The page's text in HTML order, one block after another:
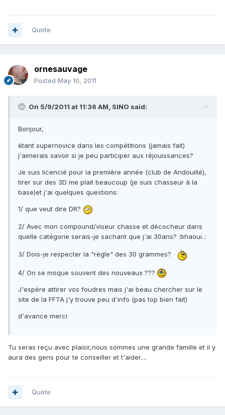
Quote
ornesauvage
Posted May 10, 2011
On 5/9/2011 at 11:36 AM, SINO said:
Bonjour,
étant supernovice dans les compétitions (jamais fait)
j'aimerais savoir si je peu participer aux réjouissances?
Je suis licencié pour la première année (club de Andouillé),
tirer sur des 3D me plait beaucoup (je suis chasseur à la
base)et j'ai quelques questions:
1/ que veut dire DR?
2/ Avec mon compound/viseur chasse et décocheur dans
quelle catégorie serais-je sachant que j'ai 30ans? :bhaoui..:
3/ Dois-je respecter la "règle" des 30 grammes?
4/ On se moque souvent des nouveaux ???
J'espère attirer vos foudres mais j'ai beau chercher sur le
site de la FFTA j'y trouve peu d'info (pas top bien fait)
d'avance merci
Tu seras reçu avec plaisir,nous sommes une grande famille et il y
aura des gens pour te conseiller et t'aider....
Quote